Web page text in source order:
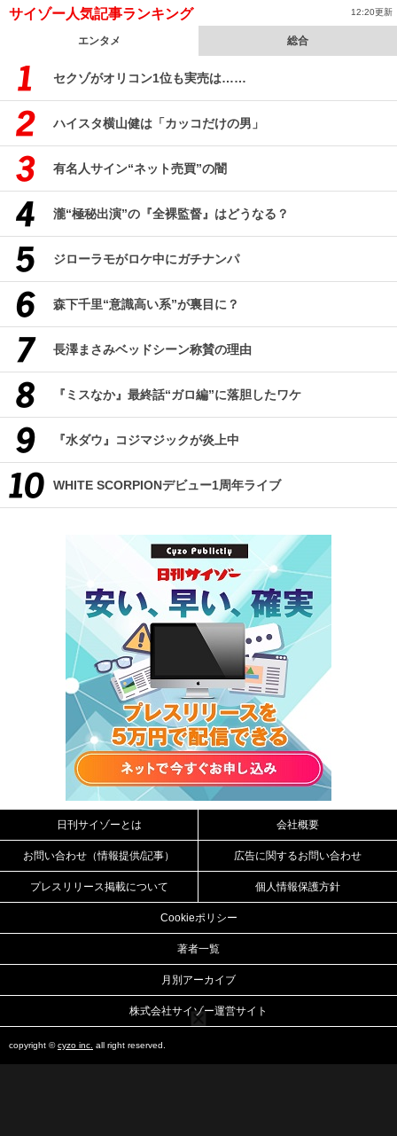
サイゾー人気記事ランキング 12:20更新
エンタメ 総合
セクゾがオリコン1位も実売は……
ハイスタ横山健は「カッコだけの男」
有名人サイン“ネット売買”の闇
瀧“極秘出演”の『全裸監督』はどうなる？
ジローラモがロケ中にガチナンパ
森下千里“意識高い系”が裏目に？
長澤まさみベッドシーン称賛の理由
『ミスなか』最終話“ガロ編”に落胆したワケ
『水ダウ』コジマジックが炎上中
WHITE SCORPIONデビュー1周年ライブ
日刊サイゾーとは 会社概要
お問い合わせ（情報提供/記事） 広告に関するお問い合わせ
プレスリリース掲載について 個人情報保護方針
Cookieポリシー
著者一覧
月別アーカイブ
株式会社サイゾー運営サイト
copyright ©cyzo inc. all right reserved.